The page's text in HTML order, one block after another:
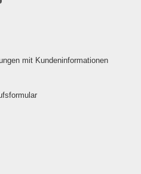
mit Kundeninformationen